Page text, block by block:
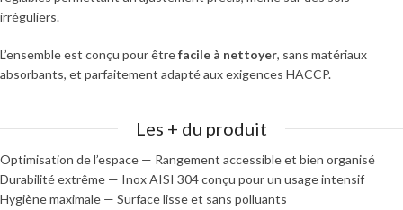
irréguliers.
L’ensemble est conçu pour êtrefacile à nettoyer, sans matériaux
absorbants, et parfaitement adapté aux exigences HACCP.
Les + du produit
Optimisation de l’espace — Rangement accessible et bien organisé
Durabilité extrême — Inox AISI 304 conçu pour un usage intensif
Hygiène maximale — Surface lisse et sans polluants